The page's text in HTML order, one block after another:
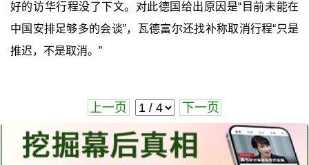
好的访华行程没了下文。对此德国给出原因是“目前未能在
中国安排足够多的会谈”，瓦德富尔还找补称取消行程“只是
推迟，不是取消。”
上一页 下一页